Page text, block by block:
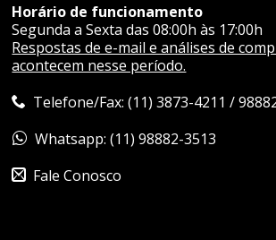
Horário de funcionamento
Segunda a Sexta das 08:00h às 17:00h
Respostas de e-mail e análises de
acontecem nesse período.
Telefone/Fax: (11) 3873-4211 /
Whatsapp: (11) 98882-3513
Fale Conosco